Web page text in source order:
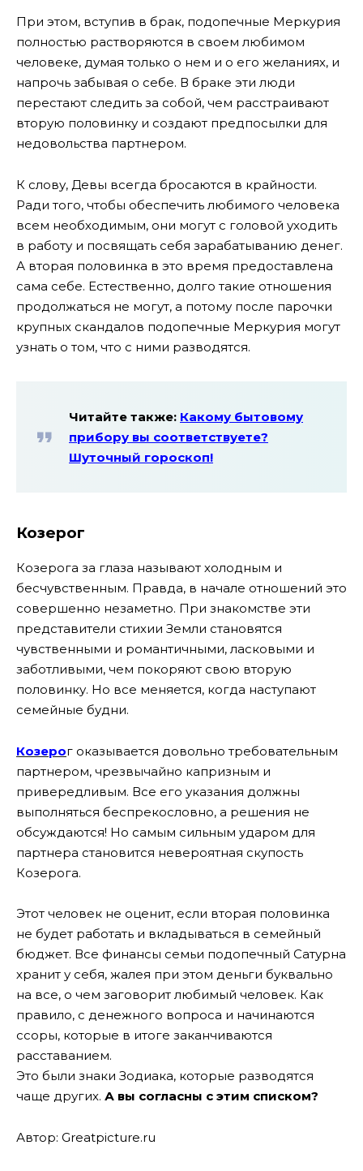
При этом, вступив в брак, подопечные Меркурия
полностью растворяются в своем любимом
человеке, думая только о нем и о его желаниях, и
напрочь забывая о себе. В браке эти люди
перестают следить за собой, чем расстраивают
вторую половинку и создают предпосылки для
недовольства партнером.
К слову, Девы всегда бросаются в крайности.
Ради того, чтобы обеспечить любимого человека
всем необходимым, они могут с головой уходить
в работу и посвящать себя зарабатыванию денег.
А вторая половинка в это время предоставлена
сама себе. Естественно, долго такие отношения
продолжаться не могут, а потому после парочки
крупных скандалов подопечные Меркурия могут
узнать о том, что с ними разводятся.
Читайте также: Какому бытовому
прибору вы соответствуете?
Шуточный гороскоп!
Козерог
Козерога за глаза называют холодным и
бесчувственным. Правда, в начале отношений это
совершенно незаметно. При знакомстве эти
представители стихии Земли становятся
чувственными и романтичными, ласковыми и
заботливыми, чем покоряют свою вторую
половинку. Но все меняется, когда наступают
семейные будни.
Козерог оказывается довольно требовательным
партнером, чрезвычайно капризным и
привередливым. Все его указания должны
выполняться беспрекословно, а решения не
обсуждаются! Но самым сильным ударом для
партнера становится невероятная скупость
Козерога.
Этот человек не оценит, если вторая половинка
не будет работать и вкладываться в семейный
бюджет. Все финансы семьи подопечный Сатурна
хранит у себя, жалея при этом деньги буквально
на все, о чем заговорит любимый человек. Как
правило, с денежного вопроса и начинаются
ссоры, которые в итоге заканчиваются
расставанием.
Это были знаки Зодиака, которые разводятся
чаще других. А вы согласны с этим списком?
Автор: Greatpicture.ru